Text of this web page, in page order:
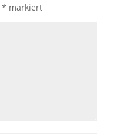
* markiert